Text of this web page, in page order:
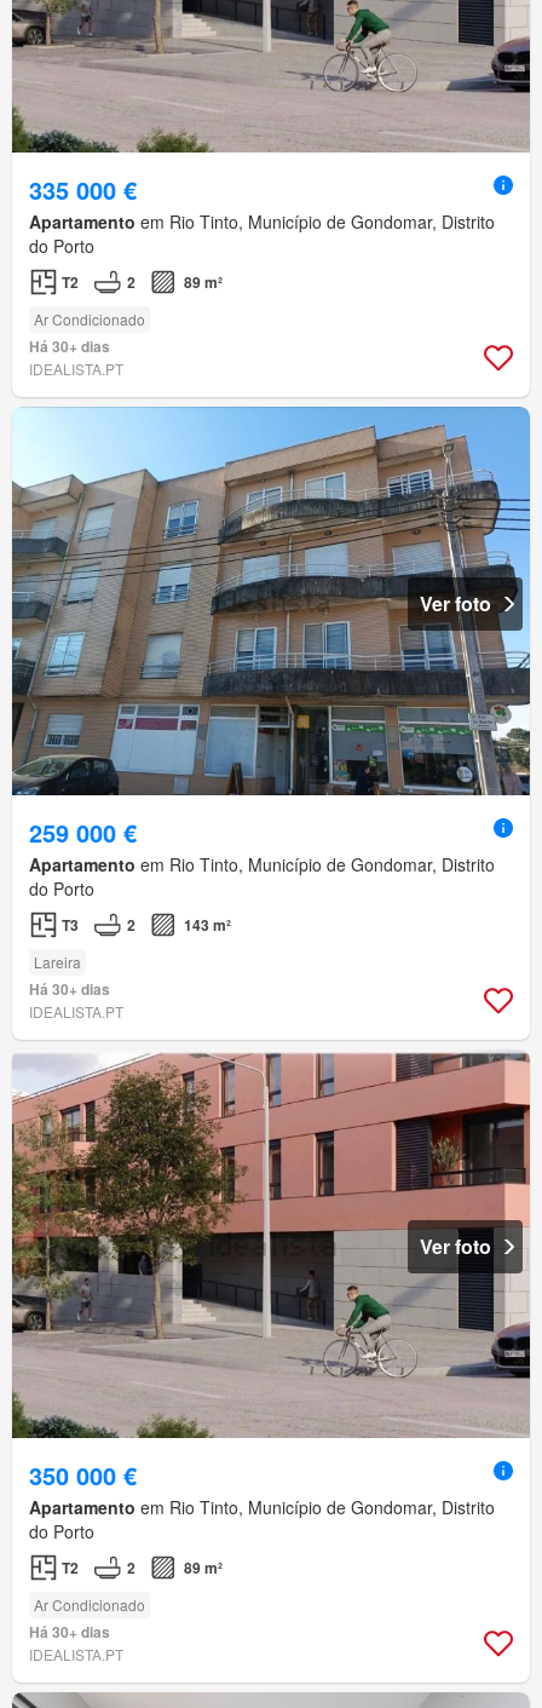
335 000 €
Apartamento em Rio Tinto, Município de Gondomar, Distrito
do Porto
T2 2 89 m²
Ar Condicionado
Há 30+ dias
IDEALISTA.PT
Ver foto
259 000 €
Apartamento em Rio Tinto, Município de Gondomar, Distrito
do Porto
T3 2 143 m²
Lareira
Há 30+ dias
IDEALISTA.PT
Ver foto
350 000 €
Apartamento em Rio Tinto, Município de Gondomar, Distrito
do Porto
T2 2 89 m²
Ar Condicionado
Há 30+ dias
IDEALISTA.PT